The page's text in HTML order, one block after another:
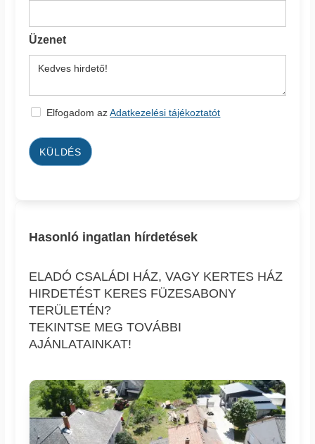
Üzenet
Elfogadom azAdatkezelési tájékoztatót
KÜLDÉS
Hasonló ingatlan hírdetések
ELADÓ CSALÁDI HÁZ, VAGY KERTES HÁZ
HIRDETÉST KERES FÜZESABONY
TERÜLETÉN?
TEKINTSE MEG TOVÁBBI
AJÁNLATAINKAT!